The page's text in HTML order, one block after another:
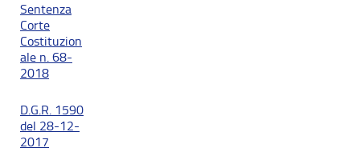
Sentenza
Corte
Costituzion
ale n. 68-
2018
D.G.R. 1590
del 28-12-
2017